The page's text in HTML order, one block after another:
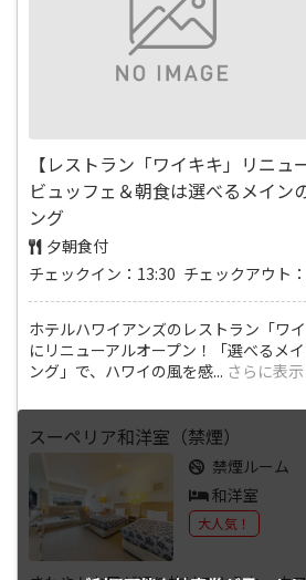
【レストラン「ワイキキ」リニュ
ビュッフェ＆朝食は選べるメイン
ング
夕朝食付
チェックイン：13:30 チェックアウト
ホテルハワイアンズのレストラン「ワ
にリニューアルオープン！「選べるメ
ング」で、ハワイの風を感... さらに表示
スーペリア和洋室（禁煙）
禁煙ルーム
和洋室
大人気！